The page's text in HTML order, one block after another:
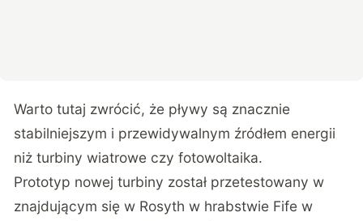
Warto tutaj zwrócić, że pływy są znacznie
stabilniejszym i przewidywalnym źródłem energii
niż turbiny wiatrowe czy fotowoltaika.
Prototyp nowej turbiny został przetestowany w
znajdującym się w Rosyth w hrabstwie Fife w